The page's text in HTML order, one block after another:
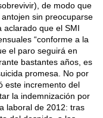
de modo que
sin preocuparse
aclarado que el SMI
“conforme a la
el paro seguirá en
bastantes años, es
promesa. No por
este incremento del
la indemnización por
laboral de 2012: tras